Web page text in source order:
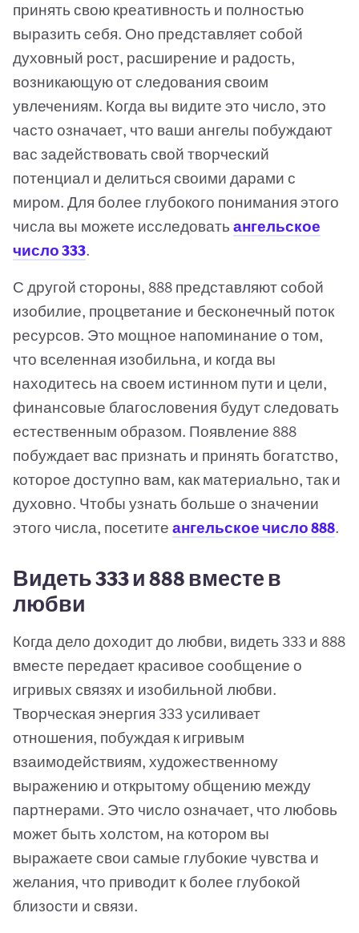
принять свою креативность и полностью
выразить себя. Оно представляет собой
духовный рост, расширение и радость,
возникающую от следования своим
увлечениям. Когда вы видите это число, это
часто означает, что ваши ангелы побуждают
вас задействовать свой творческий
потенциал и делиться своими дарами с
миром. Для более глубокого понимания этого
числа вы можете исследовать ангельское
число 333.
С другой стороны, 888 представляют собой
изобилие, процветание и бесконечный поток
ресурсов. Это мощное напоминание о том,
что вселенная изобильна, и когда вы
находитесь на своем истинном пути и цели,
финансовые благословения будут следовать
естественным образом. Появление 888
побуждает вас признать и принять богатство,
которое доступно вам, как материально, так и
духовно. Чтобы узнать больше о значении
этого числа, посетите ангельское число 888.
Видеть 333 и 888 вместе в
любви
Когда дело доходит до любви, видеть 333 и 888
вместе передает красивое сообщение о
игривых связях и изобильной любви.
Творческая энергия 333 усиливает
отношения, побуждая к игривым
взаимодействиям, художественному
выражению и открытому общению между
партнерами. Это число означает, что любовь
может быть холстом, на котором вы
выражаете свои самые глубокие чувства и
желания, что приводит к более глубокой
близости и связи.